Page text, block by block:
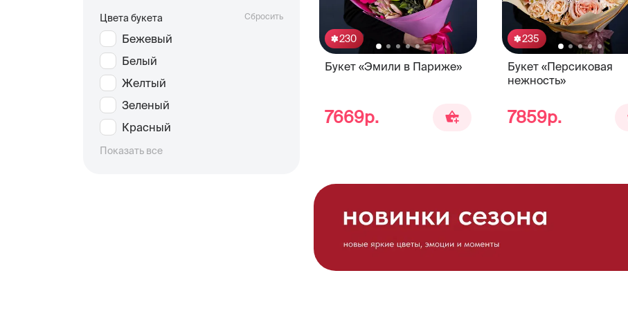
Цвета букета Сбросить
Бежевый
Белый
Желтый
Зеленый
Красный
Показать все
230
Букет «Эмили в Париже»
7669р.
235
Букет «Персиковая
нежность»
7859р.